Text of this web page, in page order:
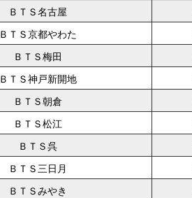
ＢＴＳ名古屋
ＢＴＳ京都やわた
ＢＴＳ梅田
ＢＴＳ神戸新開地
ＢＴＳ朝倉
ＢＴＳ松江
ＢＴＳ呉
ＢＴＳ三日月
ＢＴＳみやき